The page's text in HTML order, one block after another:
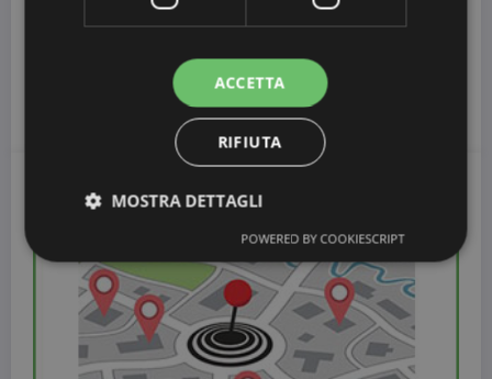
Coupon da stampare continua a svelarvi dei trucchi per
risparmiare sulla spesa. Oggi vogliamo parlarvi…
CouponDaStampare 0 Commenti
29 Marzo 2016
ACCETTA
RIFIUTA
MOSTRA DETTAGLI
POWERED BY COOKIESCRIPT